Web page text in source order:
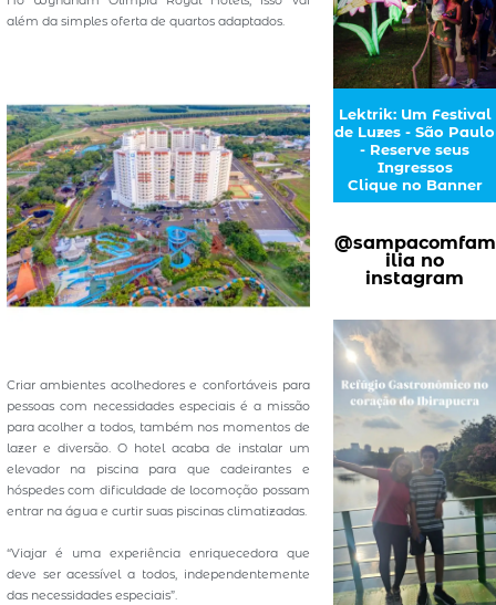
além da simples oferta de quartos adaptados.
Criar ambientes acolhedores e confortáveis para
pessoas com necessidades especiais é a missão
para acolher a todos, também nos momentos de
lazer e diversão. O hotel acaba de instalar um
elevador na piscina para que cadeirantes e
hóspedes com dificuldade de locomoção possam
entrar na água e curtir suas piscinas climatizadas.
“Viajar é uma experiência enriquecedora que
deve ser acessível a todos, independentemente
das necessidades especiais”.
Lektrik: Um Festival
de Luzes - São Paulo
- Reserve seus
Ingressos
Clique no Banner
@sampacomfam
ilia no
instagram